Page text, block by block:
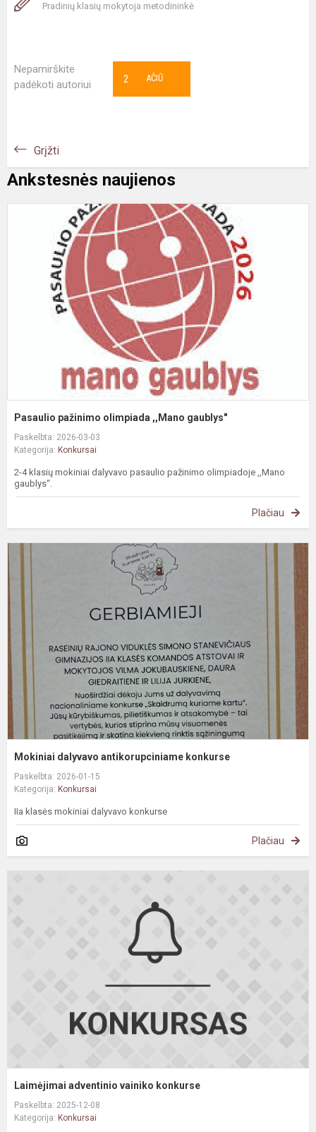
Pradinių klasių mokytoja metodininkė
Nepamirškite
padėkoti autoriui
AČIŪ
2
Grįžti
Ankstesnės naujienos
Pasaulio pažinimo olimpiada ,,Mano gaublys"
Paskelbta: 2026-03-03
Kategorija: Konkursai
2-4 klasių mokiniai dalyvavo pasaulio pažinimo olimpiadoje ,,Mano
gaublys“.
Plačiau
Mokiniai dalyvavo antikorupciniame konkurse
Paskelbta: 2026-01-15
Kategorija: Konkursai
IIa klasės mokiniai dalyvavo konkurse
Plačiau
Laimėjimai adventinio vainiko konkurse
Paskelbta: 2025-12-08
Kategorija: Konkursai